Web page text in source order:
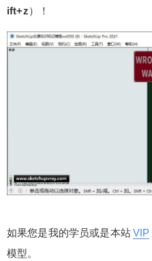
ift+z）！
如果您是我的学员或是本站VIP
模型。